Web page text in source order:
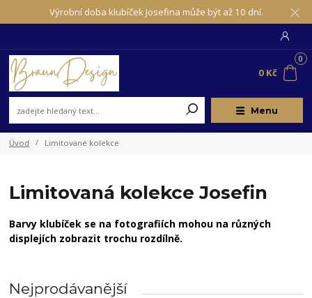
Výrobní doba klubíček Josefina může být až 10 dní.
Menu
0
0 Kč
Úvod Limitované kolekce
Limitovaná kolekce Josefin
Barvy klubíček se na fotografiích mohou na různých
displejích zobrazit trochu rozdílně.
Nejprodávanější